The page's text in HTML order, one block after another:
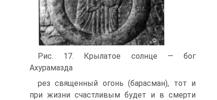
Рис. 17. Крылатое солнце — бог
Ахурамазда
рез священный огонь (барасман), тот и
при жизни счастливым будет и в смерти